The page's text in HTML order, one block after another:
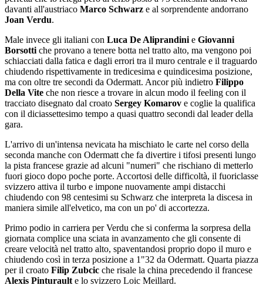
davanti all'austriaco Marco Schwarz e al sorprendente andorrano
Joan Verdu.
Male invece gli italiani con Luca De Aliprandini e Giovanni
Borsotti che provano a tenere botta nel tratto alto, ma vengono poi
schiacciati dalla fatica e dagli errori tra il muro centrale e il traguardo
chiudendo rispettivamente in tredicesima e quindicesima posizione,
ma con oltre tre secondi da Odermatt. Ancor più indietro Filippo
Della Vite che non riesce a trovare in alcun modo il feeling con il
tracciato disegnato dal croato Sergey Komarov e coglie la qualifica
con il diciassettesimo tempo a quasi quattro secondi dal leader della
gara.
L'arrivo di un'intensa nevicata ha mischiato le carte nel corso della
seconda manche con Odermatt che fa divertire i tifosi presenti lungo
la pista francese grazie ad alcuni "numeri" che rischiano di metterlo
fuori gioco dopo poche porte. Accortosi delle difficoltà, il fuoriclasse
svizzero attiva il turbo e impone nuovamente ampi distacchi
chiudendo con 98 centesimi su Schwarz che interpreta la discesa in
maniera simile all'elvetico, ma con un po' di accortezza.
Primo podio in carriera per Verdu che si conferma la sorpresa della
giornata complice una sciata in avanzamento che gli consente di
creare velocità nel tratto alto, spaventandosi proprio dopo il muro e
chiudendo così in terza posizione a 1"32 da Odermatt. Quarta piazza
per il croato Filip Zubcic che risale la china precedendo il francese
Alexis Pinturault e lo svizzero Loic Meillard.